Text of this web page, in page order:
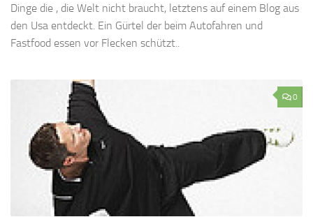
Dinge die , die Welt nicht braucht, letztens auf einem Blog aus
den Usa entdeckt. Ein Gürtel der beim Autofahren und
Fastfood essen vor Flecken schützt..
0